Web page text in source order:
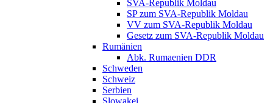
SVA-Republik Moldau
SP zum SVA-Republik Moldau
VV zum SVA-Republik Moldau
Gesetz zum SVA-Republik Moldau
Rumänien
Abk. Rumaenien DDR
Schweden
Schweiz
Serbien
Slowakei